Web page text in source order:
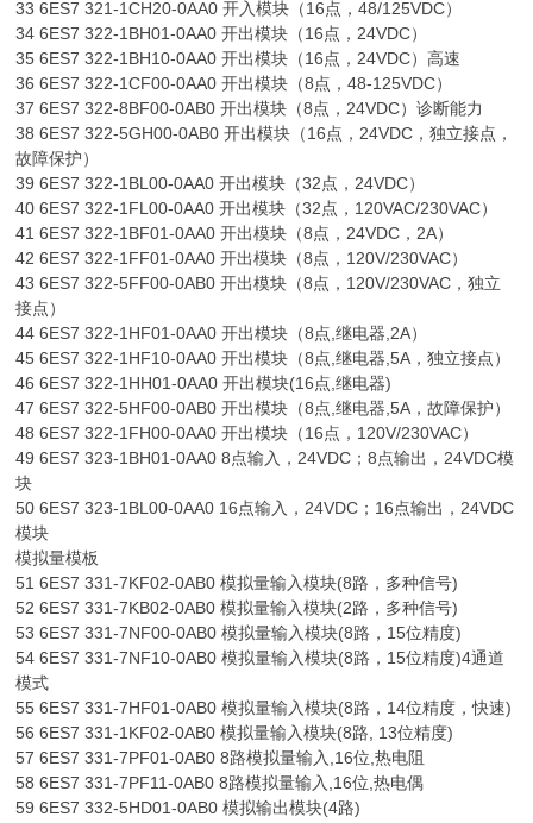
33 6ES7 321-1CH20-0AA0 开入模块（16点，48/125VDC）
34 6ES7 322-1BH01-0AA0 开出模块（16点，24VDC）
35 6ES7 322-1BH10-0AA0 开出模块（16点，24VDC）高速
36 6ES7 322-1CF00-0AA0 开出模块（8点，48-125VDC）
37 6ES7 322-8BF00-0AB0 开出模块（8点，24VDC）诊断能力
38 6ES7 322-5GH00-0AB0 开出模块（16点，24VDC，独立接点，
故障保护）
39 6ES7 322-1BL00-0AA0 开出模块（32点，24VDC）
40 6ES7 322-1FL00-0AA0 开出模块（32点，120VAC/230VAC）
41 6ES7 322-1BF01-0AA0 开出模块（8点，24VDC，2A）
42 6ES7 322-1FF01-0AA0 开出模块（8点，120V/230VAC）
43 6ES7 322-5FF00-0AB0 开出模块（8点，120V/230VAC，独立
接点）
44 6ES7 322-1HF01-0AA0 开出模块（8点,继电器,2A）
45 6ES7 322-1HF10-0AA0 开出模块（8点,继电器,5A，独立接点）
46 6ES7 322-1HH01-0AA0 开出模块(16点,继电器)
47 6ES7 322-5HF00-0AB0 开出模块（8点,继电器,5A，故障保护）
48 6ES7 322-1FH00-0AA0 开出模块（16点，120V/230VAC）
49 6ES7 323-1BH01-0AA0 8点输入，24VDC；8点输出，24VDC模
块
50 6ES7 323-1BL00-0AA0 16点输入，24VDC；16点输出，24VDC
模块
模拟量模板
51 6ES7 331-7KF02-0AB0 模拟量输入模块(8路，多种信号)
52 6ES7 331-7KB02-0AB0 模拟量输入模块(2路，多种信号)
53 6ES7 331-7NF00-0AB0 模拟量输入模块(8路，15位精度)
54 6ES7 331-7NF10-0AB0 模拟量输入模块(8路，15位精度)4通道
模式
55 6ES7 331-7HF01-0AB0 模拟量输入模块(8路，14位精度，快速)
56 6ES7 331-1KF02-0AB0 模拟量输入模块(8路, 13位精度)
57 6ES7 331-7PF01-0AB0 8路模拟量输入,16位,热电阻
58 6ES7 331-7PF11-0AB0 8路模拟量输入,16位,热电偶
59 6ES7 332-5HD01-0AB0 模拟输出模块(4路)